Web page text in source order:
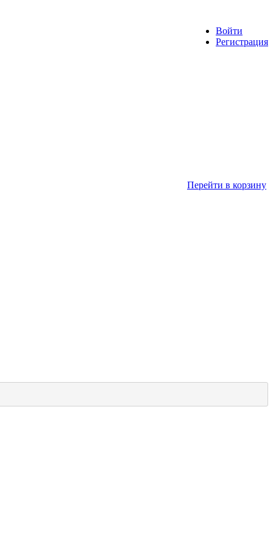
Войти
Регистрация
Перейти в корзину